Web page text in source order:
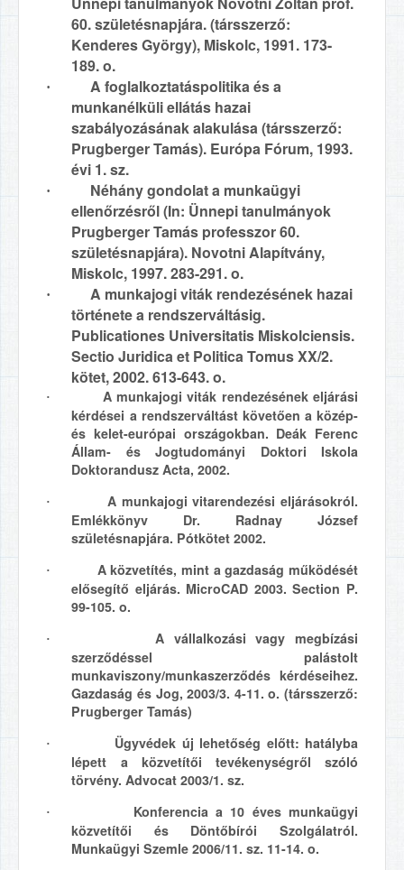
60. születésnapjára. (társszerző:
Kenderes György), Miskolc, 1991. 173-
189. o.
·
A foglalkoztatáspolitika és a
munkanélküli ellátás hazai
szabályozásának alakulása (társszerző:
Prugberger Tamás). Európa Fórum, 1993.
évi 1. sz.
·
Néhány gondolat a munkaügyi
ellenőrzésről (In: Ünnepi tanulmányok
Prugberger Tamás professzor 60.
születésnapjára). Novotni Alapítvány,
Miskolc, 1997. 283-291. o.
·
A munkajogi viták rendezésének hazai
története a rendszerváltásig.
Publicationes Universitatis Miskolciensis.
Sectio Juridica et Politica Tomus XX/2.
kötet, 2002. 613-643. o.
·
A munkajogi viták rendezésének eljárási
kérdései a rendszerváltást követően a közép-
és kelet-európai országokban. Deák Ferenc
Állam- és Jogtudományi Doktori Iskola
Doktorandusz Acta, 2002.
·
A munkajogi vitarendezési eljárásokról.
Emlékkönyv Dr. Radnay József
születésnapjára. Pótkötet 2002.
·
A közvetítés, mint a gazdaság működését
elősegítő eljárás. MicroCAD 2003. Section P.
99-105. o.
·
A vállalkozási vagy megbízási
szerződéssel palástolt
munkaviszony/munkaszerződés kérdéseihez.
Gazdaság és Jog, 2003/3. 4-11. o. (társszerző:
Prugberger Tamás)
·
Ügyvédek új lehetőség előtt: hatályba
lépett a közvetítői tevékenységről szóló
törvény. Advocat 2003/1. sz.
·
Konferencia a 10 éves munkaügyi
közvetítői és Döntőbírói Szolgálatról.
Munkaügyi Szemle 2006/11. sz. 11-14. o.